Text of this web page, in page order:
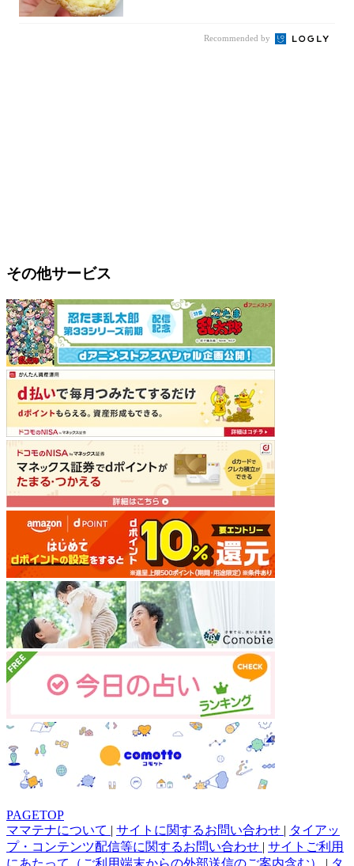
Recommended by
その他サービス
PAGETOP
ママテナについて | サイトに関するお問い合わせ | タイアッ
プ・コンテンツ配信等に関するお問い合わせ | サイトご利用
にあたって（ご利用端末からの外部送信のご案内含む） | タ